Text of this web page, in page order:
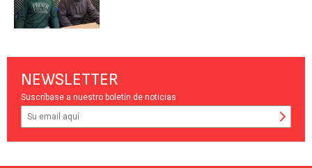
NEWSLETTER
Suscríbase a nuestro boletín de noticias